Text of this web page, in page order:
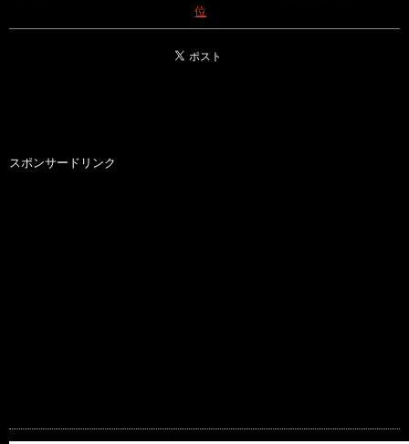
位
スポンサードリンク